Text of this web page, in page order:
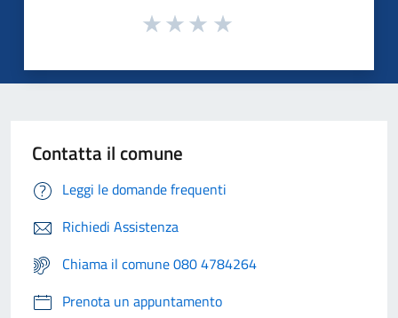
Contatta il comune
Leggi le domande frequenti
Richiedi Assistenza
Chiama il comune 080 4784264
Prenota un appuntamento